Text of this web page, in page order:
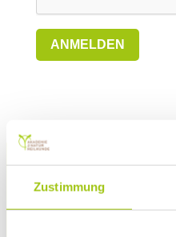
Zustimmung
ANMELDEN